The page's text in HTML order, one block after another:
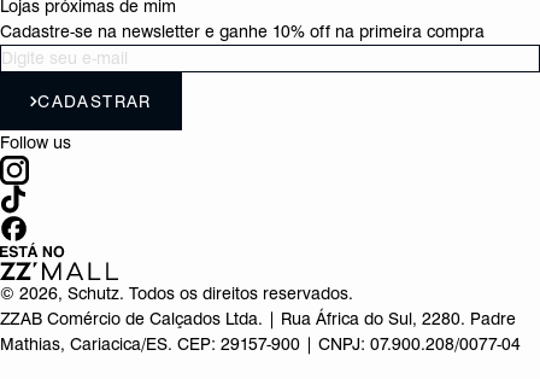
Lojas próximas de mim
Cadastre-se na newsletter e ganhe 10% off na primeira compra
CADASTRAR
Follow us
© 2026, Schutz. Todos os direitos reservados.
ZZAB Comércio de Calçados Ltda. | Rua África do Sul, 2280. Padre
Mathias, Cariacica/ES. CEP: 29157-900 | CNPJ: 07.900.208/0077-04